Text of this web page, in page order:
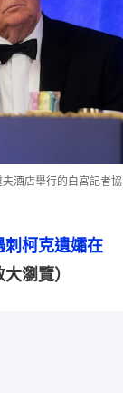
酒店舉行的白宮記者協
刺柯克遺孀在
大瀏覽）